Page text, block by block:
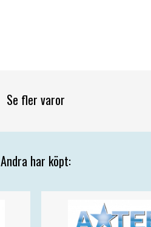
Se fler varor
Andra har köpt: